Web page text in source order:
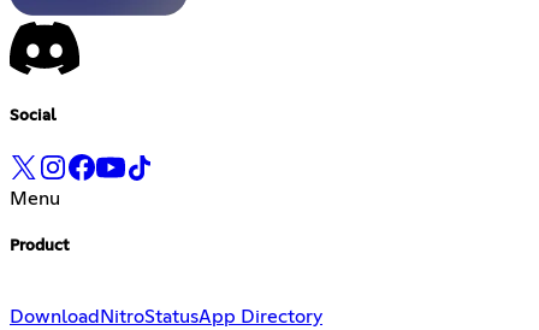
Social
Menu
Product
Download NitroStatusApp Directory